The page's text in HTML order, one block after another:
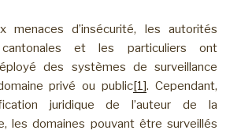
menaces d’insécurité, les autorités
et les particuliers ont
des systèmes de surveillance
privé ou public[1]. Cependant,
juridique de l’auteur de la
les domaines pouvant être surveillés